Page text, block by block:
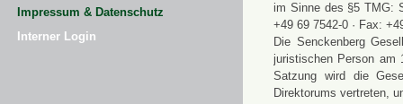
Impressum & Datenschutz
Interner Login
im Sinne des §5 TMG:
+49 69 7542-0 · Fax:
Die Senckenberg
juristischen Person am
Satzung wird die
Direktorums vertreten,